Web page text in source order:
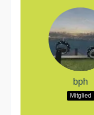
bph
Mitglied